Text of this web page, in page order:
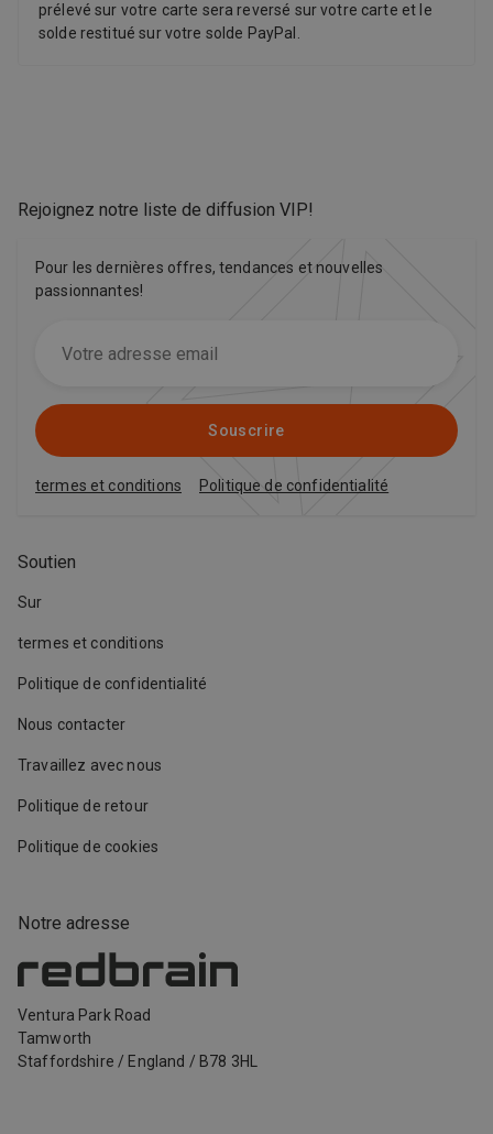
prélevé sur votre carte sera reversé sur votre carte et le
solde restitué sur votre solde PayPal.
Notre adresse
Ventura Park Road
Tamworth
Staffordshire / England / B78 3HL
Soutien
Sur
termes et conditions
Politique de confidentialité
Nous contacter
Travaillez avec nous
Politique de retour
Politique de cookies
Rejoignez notre liste de diffusion VIP!
Pour les dernières offres, tendances et nouvelles
passionnantes!
Souscrire
termes et conditions Politique de confidentialité